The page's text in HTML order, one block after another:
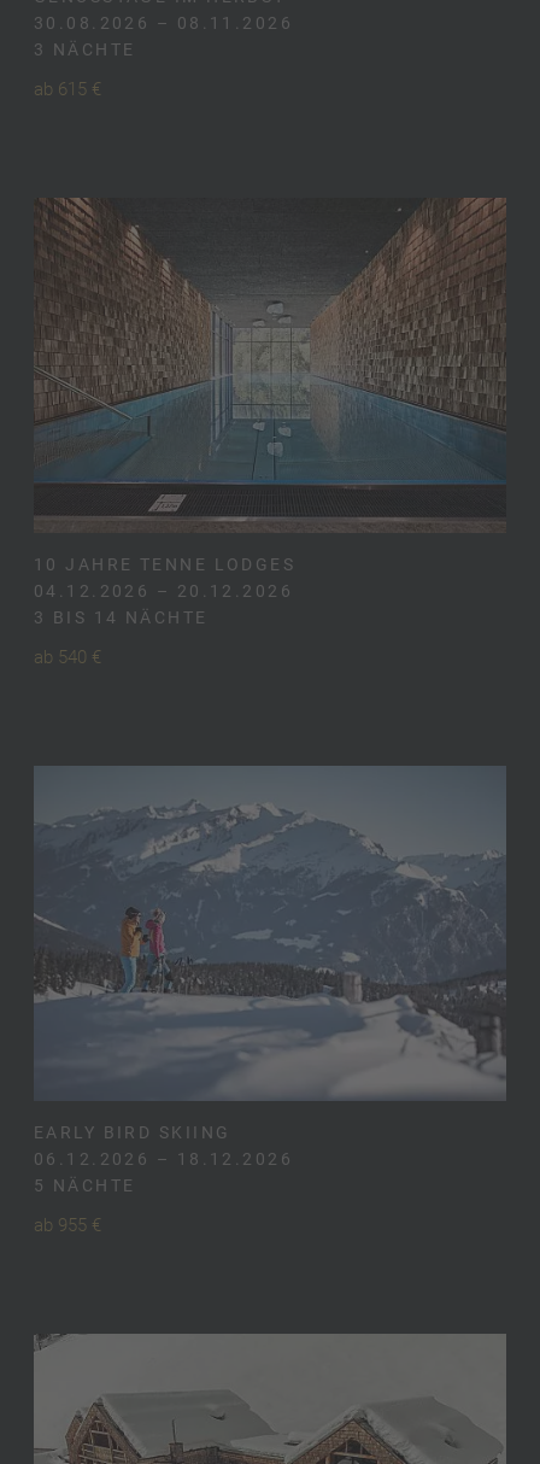
30.08.2026 – 08.11.2026
3 NÄCHTE
ab 615 €
10 JAHRE TENNE LODGES
04.12.2026 – 20.12.2026
3 BIS 14 NÄCHTE
ab 540 €
EARLY BIRD SKIING
06.12.2026 – 18.12.2026
5 NÄCHTE
ab 955 €